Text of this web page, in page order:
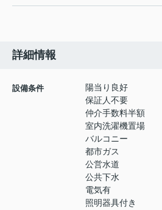
詳細情報
設備条件
陽当り良好
保証人不要
仲介手数料半額
室内洗濯機置場
バルコニー
都市ガス
公営水道
公共下水
電気有
照明器具付き